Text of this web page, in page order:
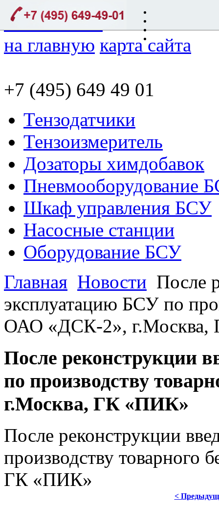
на главную карта сайта
+7 (495) 649 49 01
Тензодатчики
Тензоизмеритель
Дозаторы химдобавок
Пневмооборудование
Шкаф управления БСУ
Насосные станции
Оборудование БСУ
Главная Новости После
эксплуатацию БСУ по
ОАО «ДСК-2»,
После реконструкции
по производству
г.Москва, ГК «ПИК»
После реконструкции
производству
ГК «ПИК»
<